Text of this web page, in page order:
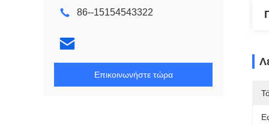
86--15154543322
Επικοινωνήστε τώρα